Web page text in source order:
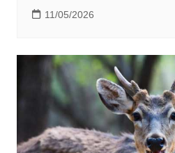
11/05/2026